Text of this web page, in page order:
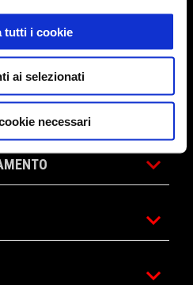
tutti i cookie
ai selezionati
necessari